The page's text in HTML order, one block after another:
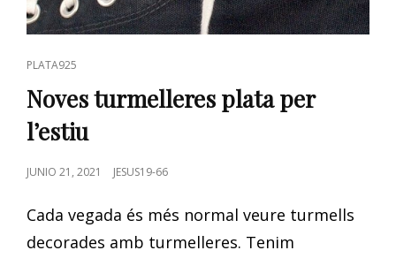
CAT
LINKS
PLATA925
Noves turmelleres plata per
l’estiu
POSTED
JUNIO 21, 2021 JESUS19-66
Cada vegada és més normal veure turmells
decorades amb turmelleres. Tenim